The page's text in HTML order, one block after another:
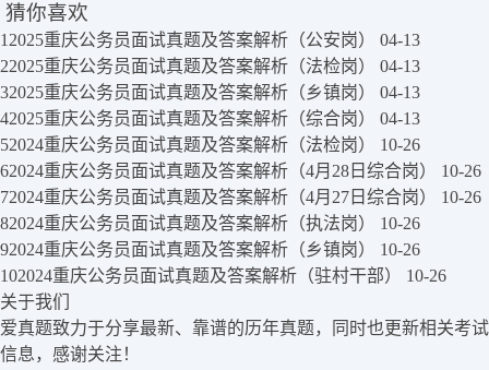
猜你喜欢
1 2025重庆公务员面试真题及答案解析（公安岗）
04-13
22025重庆公务员面试真题及答案解析（法检岗）
04-13
32025重庆公务员面试真题及答案解析（乡镇岗）
04-13
42025重庆公务员面试真题及答案解析（综合岗）
04-13
52024重庆公务员面试真题及答案解析（法检岗）
10-26
62024重庆公务员面试真题及答案解析（4月28日综合岗）
10-26
72024重庆公务员面试真题及答案解析（4月27日综合岗）
10-26
82024重庆公务员面试真题及答案解析（执法岗）
10-26
92024重庆公务员面试真题及答案解析（乡镇岗）
10-26
102024重庆公务员面试真题及答案解析（驻村干部）
10-26
关于我们
爱真题致力于分享最新、靠谱的历年真题，同时也更新相关考试
信息，感谢关注！